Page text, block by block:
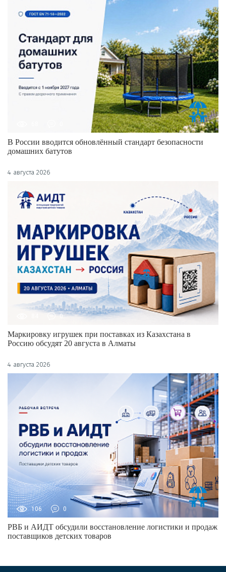
В России вводится обновлённый стандарт безопасности
домашних батутов
4 августа 2026
0
Маркировку игрушек при поставках из Казахстана в
Россию обсудят 20 августа в Алматы
4 августа 2026
106 0
РВБ и АИДТ обсудили восстановление логистики и продаж
поставщиков детских товаров